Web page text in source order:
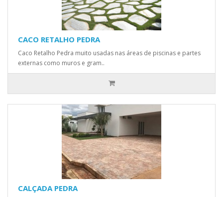
CACO RETALHO PEDRA
Caco Retalho Pedra muito usadas nas áreas de piscinas e partes
externas como muros e gram..
CALÇADA PEDRA